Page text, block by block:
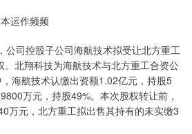
运作频频
司控股子公司海航技术拟受让北方重工
北翔科技为海航技术与北方重工合资公
海航技术认缴出资额1.02亿元，持股5
万元，持股49%。本次股权转让前，
万元，北方重工拟出售其持有的未实缴3